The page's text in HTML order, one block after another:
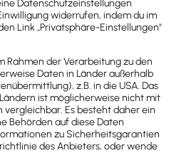
dafür, dass alle
6 automatisch in Lexware